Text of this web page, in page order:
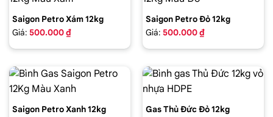
Saigon Petro Xám 12kg
Giá: 500.000 ₫
Saigon Petro Đỏ 12kg
Giá: 500.000 ₫
Saigon Petro Xanh 12kg
Gas Thủ Đức Đỏ 12kg